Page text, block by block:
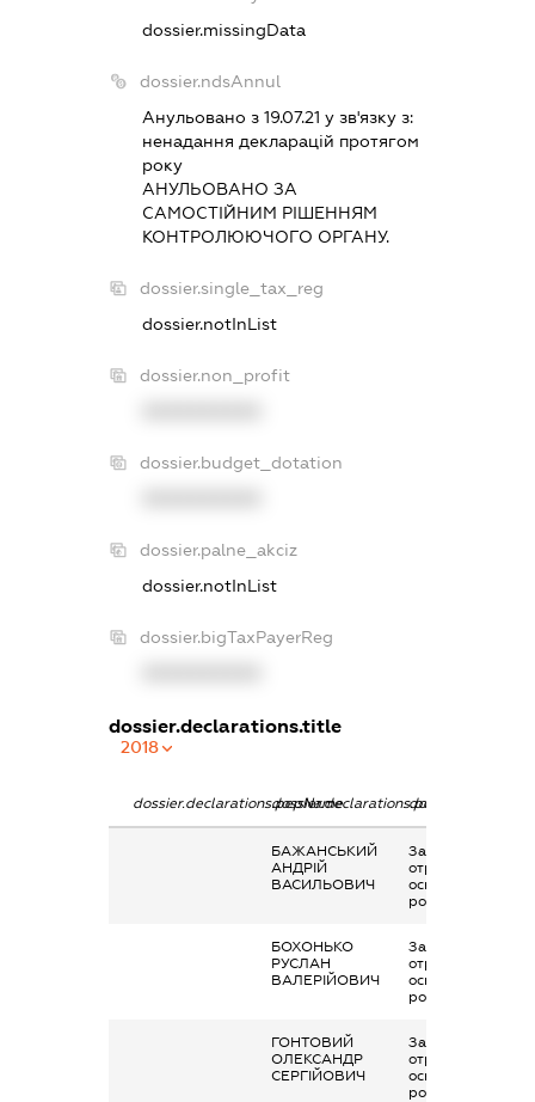
dossier.missingData
dossier.ndsAnnul
Анульовано з 19.07.21 у зв'язку з:
ненадання декларацiй протягом
року
АНУЛЬОВАНО ЗА
САМОСТIЙНИМ РIШЕННЯМ
КОНТРОЛЮЮЧОГО ОРГАНУ.
dossier.single_tax_reg
dossier.notInList
dossier.non_profit
dossier.budget_dotation
dossier.palne_akciz
dossier.notInList
dossier.bigTaxPayerReg
dossier.declarations.title
2018
dossier.declarations.pepNamedossier.declarations.personName
БАЖАНСЬКИЙ
АНДРІЙ
ВАСИЛЬОВИЧ
Заробітна плата
отримана за
основним місцем
роботи
БОХОНЬКО
РУСЛАН
ВАЛЕРІЙОВИЧ
Заробітна плата
отримана за
основним місцем
роботи
ГОНТОВИЙ
ОЛЕКСАНДР
СЕРГІЙОВИЧ
Заробітна плата
отримана за
основним місцем
роботи